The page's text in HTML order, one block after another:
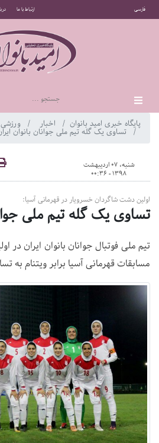
فارسی ارتباط با ما
پایگاه خبری امید بانوان اخبار ورزشی
تساوی یک گله تیم ملی جوانان بانوان
شنبه، 07 اردیبهشت
1398 - 00:36
اولین دشت شاگردان خسرویار در قهرمانی آسیا:
تساوی یک گله تیم ملی
تیم ملی فوتبال جوانان بانوان ایران در
مسابقات قهرمانی آسیا برابر ویتنام